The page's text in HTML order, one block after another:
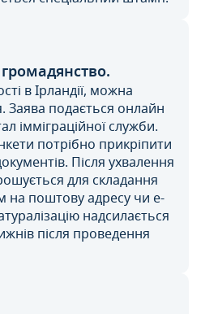
в Ірландії, можна
Заява подається онлайн
імміграційної служби.
потрібно прикріпити
Після ухвалення
для складання
на поштову адресу чи e-
надсилається
після проведення